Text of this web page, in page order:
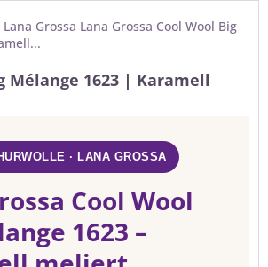
Grossa Lana Grossa Cool Wool Big
Mélange 1623 | Karamell
· LANA GROSSA
Cool Wool
1623 –